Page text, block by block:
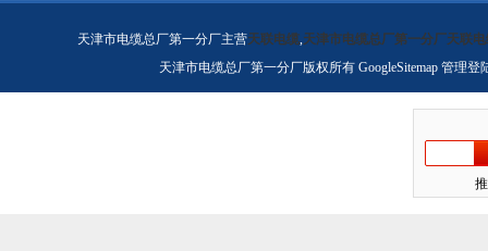
天津市电缆总厂第一分厂主营天联电缆,天津市电缆总厂第一分厂天联电
天津市电缆总厂第一分厂版权所有 GoogleSitemap 管理登